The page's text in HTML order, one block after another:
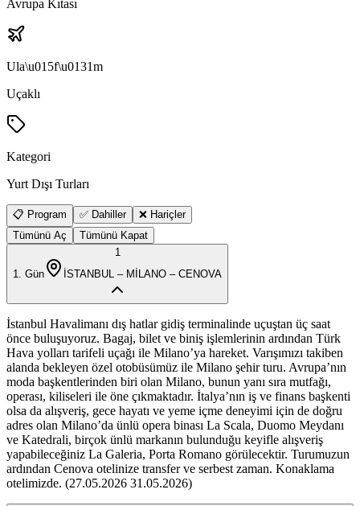
Avrupa Kıtası
Ula\u015f\u0131m
Uçaklı
Kategori
Yurt Dışı Turları
📋 Program ✅ Dahiller
❌ Hariçler
Tümünü Aç
Tümünü Kapat
1
1
. Gün İSTANBUL – MİLANO – CENOVA
İstanbul Havalimanı dış hatlar gidiş terminalinde uçuştan üç saat
önce buluşuyoruz. Bagaj, bilet ve biniş işlemlerinin ardından Türk
Hava yolları tarifeli uçağı ile Milano’ya hareket. Varışımızı takiben
alanda bekleyen özel otobüsümüz ile Milano şehir turu. Avrupa’nın
moda başkentlerinden biri olan Milano, bunun yanı sıra mutfağı,
operası, kiliseleri ile öne çıkmaktadır. İtalya’nın iş ve finans başkenti
olsa da alışveriş, gece hayatı ve yeme içme deneyimi için de doğru
adres olan Milano’da ünlü opera binası La Scala, Duomo Meydanı
ve Katedrali, birçok ünlü markanın bulunduğu keyifle alışveriş
yapabileceğiniz La Galeria, Porta Romano görülecektir. Turumuzun
ardından Cenova otelinize transfer ve serbest zaman. Konaklama
otelimizde. (27.05.2026 31.05.2026)